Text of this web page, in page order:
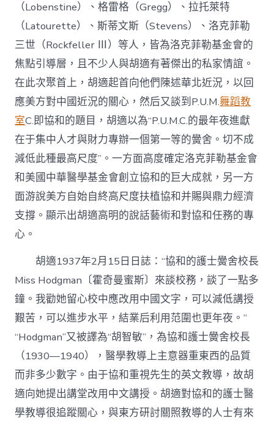
（Lobenstine）、格雷格（Gregg）、拉托萊特
（Latourette）、斯蒂文斯（Stevens）、洛克菲勒
三世（Rockfeller Ⅲ）等人，皆為洛克菲勒基金會的
焦點引導層，且不少人與胡適有著傑出的私家情誼。
在此次聚首上，胡適起首向他們陳述華北近況，以回
應美方對中國近況的關心，然后又談到P.U.M.舞蹈教
室C.即協和的題目，胡適以為“P.U.M.C.的最年夜進獻
在于集中人才與財力專辦一個第一等的黌舍。切不成
減低此種最高尺度”。一方面高度確定洛克菲勒基金會
和美國中華醫學基金會創立協和的巨大成就，另一方
面游說美方自始自終高尺度扶植協和并賜與鼎力經濟
支撐。顯示出胡適高明的說話藝術和對協和任務的專
心。
胡適1937年2月15日日誌：“協和的護士黌舍校長
Miss Hodgman〔霍奇曼蜜斯〕來談校務，談了一點多
鐘。我勸她留心校中應改用中國文字，可以減低講授
艱苦，可以進步水平，結業后利用范圍也更年夜。”
“Hodgman”又被譯為“胡智敏”，為協和護士黌舍校長
（1930—1940），醫學教導上主意器重東西的品質
而非多少數字。由于協和重視先生的英文教導，故胡
適向她提出講堂改用中文講授。胡適對協和的護士醫
學教導很追蹤關心，與東方研討關照教導的人士有來